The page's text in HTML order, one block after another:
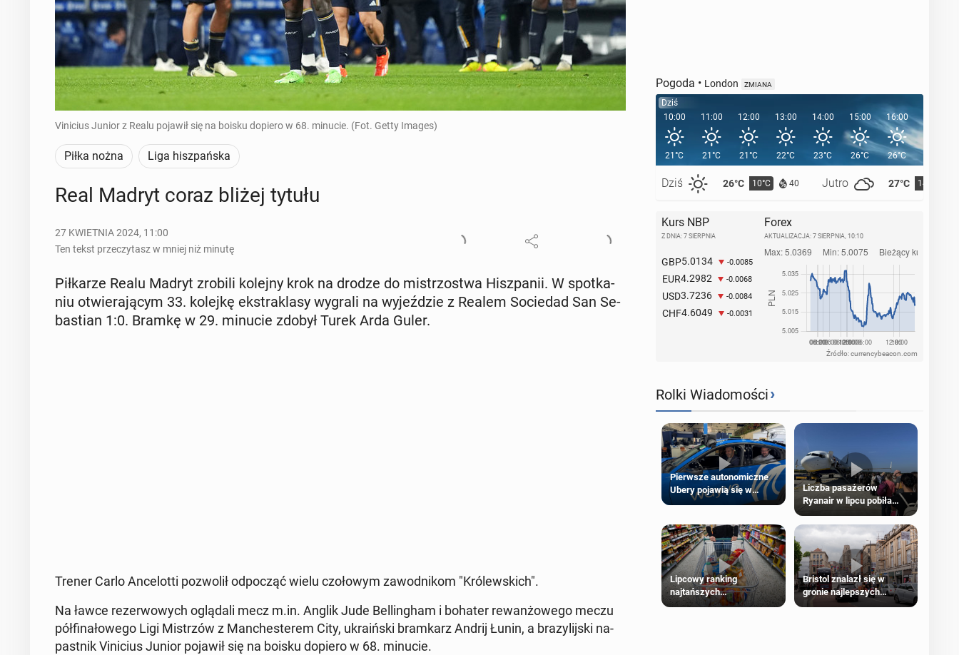
Vinicius Junior z Realu pojawił się na boisku dopiero w 68. minucie. (Fot. Getty Images)
Piłka nożna Liga hiszpańska
Real Madryt coraz bliżej tytułu
27 KWIETNIA 2024, 11:00
Ten tekst przeczytasz w mniej niż minutę
Pił­ka­rze Realu Madryt zrobili kolejny krok na drodze do mi­strzo­stwa Hisz­pa­nii. W spo­tka­
niu otwie­ra­ją­cym 33. kolejkę eks­tra­kla­sy wygrali na wy­jeź­dzie z Realem So­cie­dad San Se­
ba­stian 1:0. Bramkę w 29. minucie zdobył Turek Arda Guler.
Trener Carlo An­ce­lot­ti po­zwo­lił od­po­cząć wielu czo­ło­wym za­wod­ni­kom "Kró­lew­skich".
Na ławce re­zer­wo­wych oglą­da­li mecz m.in. Anglik Jude Bel­lin­gham i bohater re­wan­żo­we­go meczu
pół­fi­na­ło­we­go Ligi Mi­strzów z Man­che­ste­rem City, ukra­iń­ski bram­karz Andrij Łunin, a bra­zy­lij­ski na­
past­nik Vi­ni­cius Junior pojawił się na boisku dopiero w 68. minucie.
Pogoda • London ZMIANA
Dziś
10:00
21°C
Dziś 26°C 10°C 40 Jutro 27°C 14°C
11:00
21°C
12:00
21°C
13:00
22°C
14:00
23°C
15:00
26°C
16:00
26°C
17:00
Kurs NBP
Z DNIA: 7 SIERPNIA
GBP5.0134 -0.0085
EUR4.2982 -0.0068
USD3.7236 -0.0084
CHF4.6049 -0.0031
Forex
AKTUALIZACJA: 7 SIERPNIA, 10:10
Źródło: currencybeacon.com
Rolki Wiadomości›
Pierwsze autonomiczne
Ubery pojawią się w
Londynie jeszcze tego
Liczba pasażerów
Ryanair w lipcu pobiła
rekord
Lipcowy ranking
najtańszych
supermarketów
Bristol znalazł się w
gronie najlepszych
kierunków podróży na